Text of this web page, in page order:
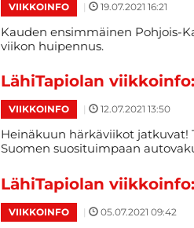
VIIKKOINFO | 19.07.2021 16:21
Kauden ensimmäinen Pohjois-
viikon huipennus.
LähiTapiolan
VIIKKOINFO | 12.07.2021 13:50
Heinäkuun härkäviikot jatkuvat!
Suomen suosituimpaan
LähiTapiolan viikkoinfo:
VIIKKOINFO | 05.07.2021 09:42